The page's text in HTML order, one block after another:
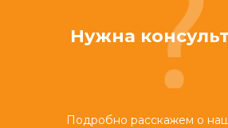
Нужна
Подробно расскажем о